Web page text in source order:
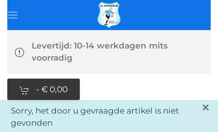
Levertijd: 10-14 werkdagen mits
voorradig
- € 0,00
×
info
Sorry, het door u gevraagde artikel is niet
gevonden